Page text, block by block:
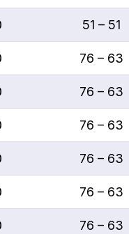
51 – 51
76 – 63
76 – 63
76 – 63
76 – 63
76 – 63
76 – 63